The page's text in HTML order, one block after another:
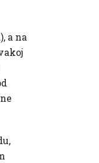
a na